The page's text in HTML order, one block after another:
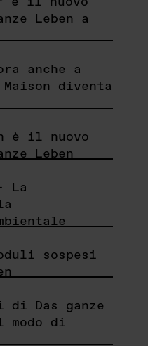
Leben a
anche a
diventa
è il nuovo
Leben
La
sospesi
Das ganze
modo di